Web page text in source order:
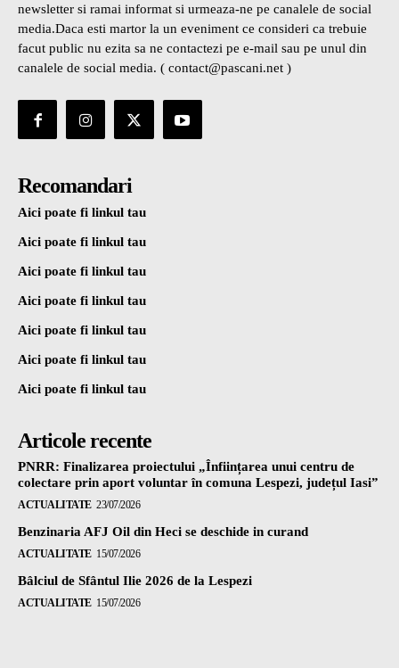
newsletter si ramai informat si urmeaza-ne pe canalele de social
media.Daca esti martor la un eveniment ce consideri ca trebuie
facut public nu ezita sa ne contactezi pe e-mail sau pe unul din
canalele de social media. ( contact@pascani.net )
Recomandari
Aici poate fi linkul tau
Aici poate fi linkul tau
Aici poate fi linkul tau
Aici poate fi linkul tau
Aici poate fi linkul tau
Aici poate fi linkul tau
Aici poate fi linkul tau
Articole recente
PNRR: Finalizarea proiectului „Înființarea unui centru de
colectare prin aport voluntar în comuna Lespezi, județul Iasi”
ACTUALITATE 23/07/2026
Benzinaria AFJ Oil din Heci se deschide in curand
ACTUALITATE 15/07/2026
Bâlciul de Sfântul Ilie 2026 de la Lespezi
ACTUALITATE 15/07/2026